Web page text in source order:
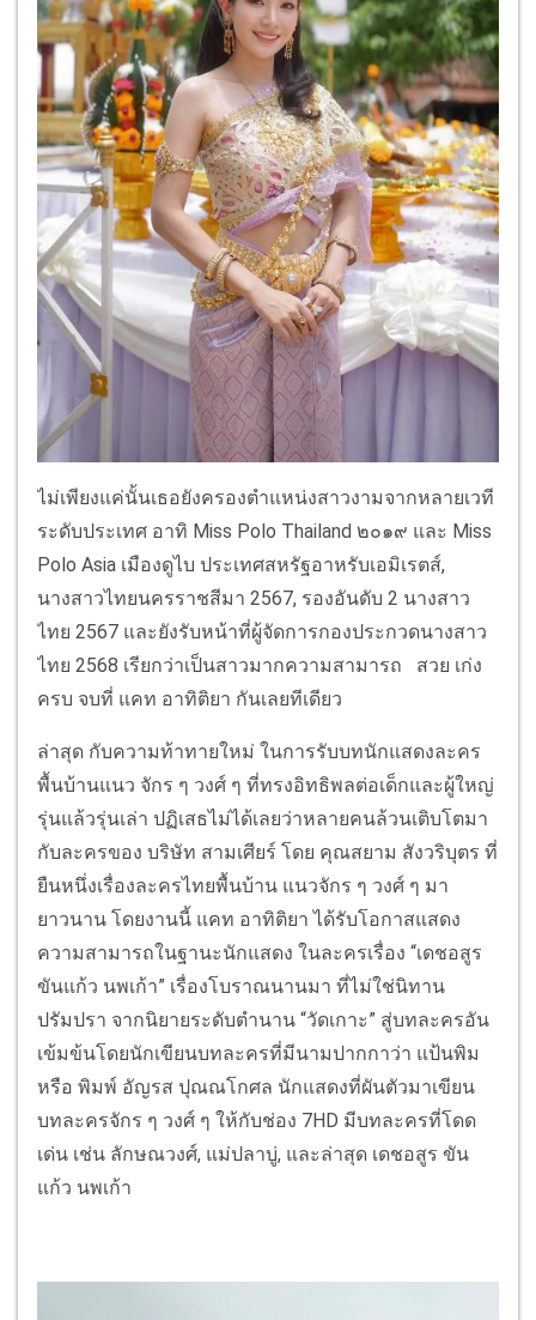
ไม่เพียงแค่นั้นเธอยังครองตำแหน่งสาวงามจากหลายเวที
ระดับประเทศ อาทิ Miss Polo Thailand ๒๐๑๙ และ Miss
Polo Asia เมืองดูไบ ประเทศสหรัฐอาหรับเอมิเรตส์,
นางสาวไทยนครราชสีมา 2567, รองอันดับ 2 นางสาว
ไทย 2567 และยังรับหน้าที่ผู้จัดการกองประกวดนางสาว
ไทย 2568 เรียกว่าเป็นสาวมากความสามารถ สวย เก่ง
ครบ จบที่ แคท อาทิติยา กันเลยทีเดียว
ล่าสุด กับความท้าทายใหม่ ในการรับบทนักแสดงละคร
พื้นบ้านแนว จักร ๆ วงศ์ ๆ ที่ทรงอิทธิพลต่อเด็กและผู้ใหญ่
รุ่นแล้วรุ่นเล่า ปฏิเสธไม่ได้เลยว่าหลายคนล้วนเติบโตมา
กับละครของ บริษัท สามเศียร์ โดย คุณสยาม สังวริบุตร ที่
ยืนหนึ่งเรื่องละครไทยพื้นบ้าน แนวจักร ๆ วงศ์ ๆ มา
ยาวนาน โดยงานนี้ แคท อาทิติยา ได้รับโอกาสแสดง
ความสามารถในฐานะนักแสดง ในละครเรื่อง “เดชอสูร
ขันแก้ว นพเก้า” เรื่องโบราณนานมา ที่ไม่ใช่นิทาน
ปรัมปรา จากนิยายระดับตำนาน “วัดเกาะ” สู่บทละครอัน
เข้มข้นโดยนักเขียนบทละครที่มีนามปากกาว่า แป้นพิม
หรือ พิมพ์ อัญรส ปุณณโกศล นักแสดงที่ผันตัวมาเขียน
บทละครจักร ๆ วงศ์ ๆ ให้กับช่อง 7HD มีบทละครที่โดด
เด่น เช่น ลักษณวงศ์, แม่ปลาบู่, และล่าสุด เดชอสูร ขัน
แก้ว นพเก้า